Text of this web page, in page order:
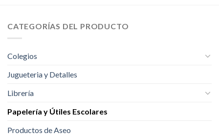
Las
en
de
CATEGORÍAS DEL PRODUCTO
Colegios
Jugueteria y Detalles
Librería
Papelería y Útiles Escolares
Productos de Aseo